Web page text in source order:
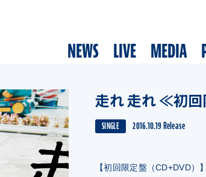
NEWS LIVE MEDIA
走れ 走れ ≪初
SINGLE 2016.10.19 Release
【初回限定盤（CD+DVD）】